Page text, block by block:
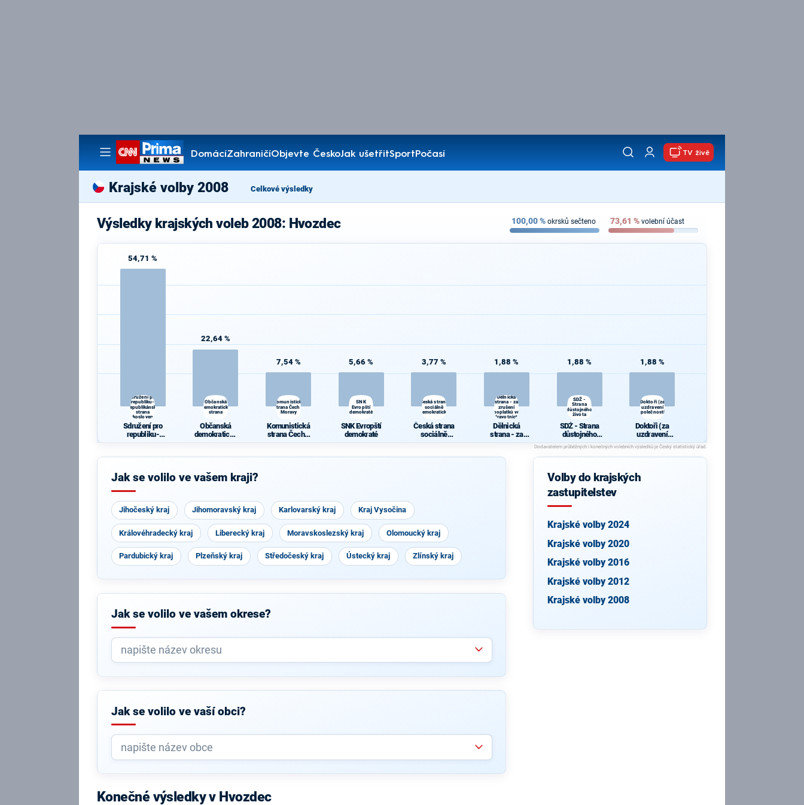
DomácíZahraničíObjevte ČeskoJak ušetřitSportPočasí
Pořady
TV živě
Krajské volby 2008 Celkové výsledky
Výsledky krajských voleb 2008: Hvozdec 100,00% okrsků sečteno 73,61 % volební účast
54,71 %
Sdružení pro
republiku-
Republikánská
strana
Československa
Sdružení pro
republiku-
Českoslovens
22,64 %
Občanská
demokratická
strana
Občanská
demokratická
7,54 %
Komunistická
strana Čech a
Moravy
Komunistická
strana Čech a
5,66 %
SNK
Evropští
demokraté
SNK Evropští
demokraté
3,77 %
Česká strana
sociálně
demokratická
Česká strana
sociálně
demokratická
1,88 %
Dělnická
strana - za
zrušení
poplatků ve
zdravotnictví
Dělnická
strana - za
zrušení
zdravotnictví
1,88 %
SDŽ -
Strana
důstojného
života
SDŽ - Strana
důstojného
života
1,88 %
Doktoři (za
uzdravení
společnosti)
Doktoři (za
uzdravení
společnosti)
Jak se volilo ve vašem kraji?
Jihočeský kraj Jihomoravský kraj Karlovarský kraj Kraj Vysočina
Královéhradecký kraj Liberecký kraj Moravskoslezský kraj Olomoucký kraj
Pardubický kraj Plzeňský kraj Středočeský kraj Ústecký kraj Zlínský kraj
Jak se volilo ve vašem okrese?
Jak se volilo ve vaší obci?
Konečné výsledky v Hvozdec
Volby do krajských
zastupitelstev
Krajské volby 2024
Krajské volby 2020
Krajské volby 2016
Krajské volby 2012
Krajské volby 2008